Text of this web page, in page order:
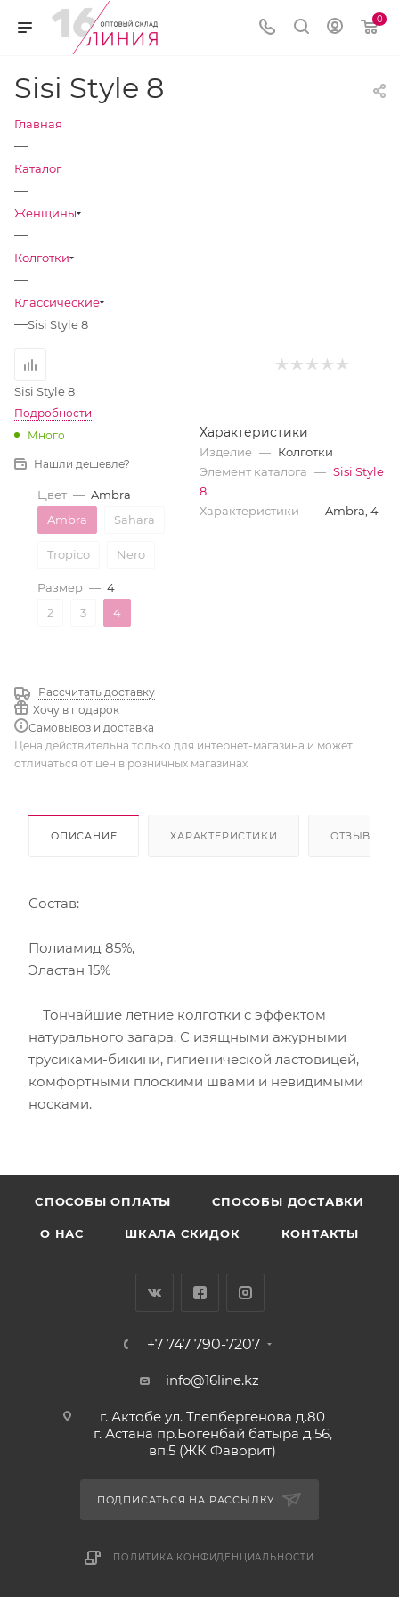
0
Sisi Style 8
Главная
—
Каталог
—
Женщины
—
Колготки
—
Классические
—Sisi Style 8
Sisi Style 8
Подробности
Много
Нашли дешевле?
Цвет — Ambra
Ambra
Sahara
Tropico Nero
Размер — 4
2
3 4
Рассчитать доставку
Хочу в подарок
Самовывоз и доставка
Характеристики
Изделие — Колготки
Элемент каталога — Sisi Style
8
Характеристики — Ambra, 4
Цена действительна только для интернет-магазина и может
отличаться от цен в розничных магазинах
ОПИСАНИЕ ХАРАКТЕРИСТИКИ ОТЗЫВЫ
Состав:
Полиамид 85%,
Эластан 15%
Тончайшие летние колготки с эффектом
натурального загара. С изящными ажурными
трусиками-бикини, гигиенической ластовицей,
комфортными плоскими швами и невидимыми
носками.
CПОСОБЫ ОПЛАТЫ СПОСОБЫ ДОСТАВКИ
О НАС ШКАЛА СКИДОК КОНТАКТЫ
+7 747 790-7207
info@16line.kz
г. Актобе ул. Тлепбергенова д.80
г. Астана пр.Богенбай батыра д.56,
вп.5 (ЖК Фаворит)
ПОДПИСАТЬСЯ НА РАССЫЛКУ
ПОЛИТИКА КОНФИДЕНЦИАЛЬНОСТИ